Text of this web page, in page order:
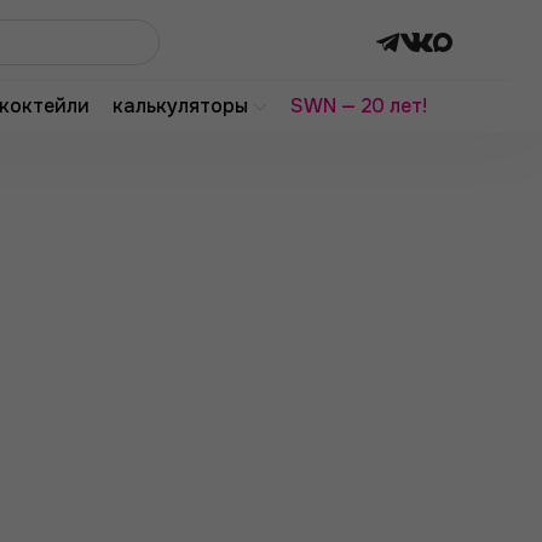
коктейли калькуляторы SWN — 20 лет!